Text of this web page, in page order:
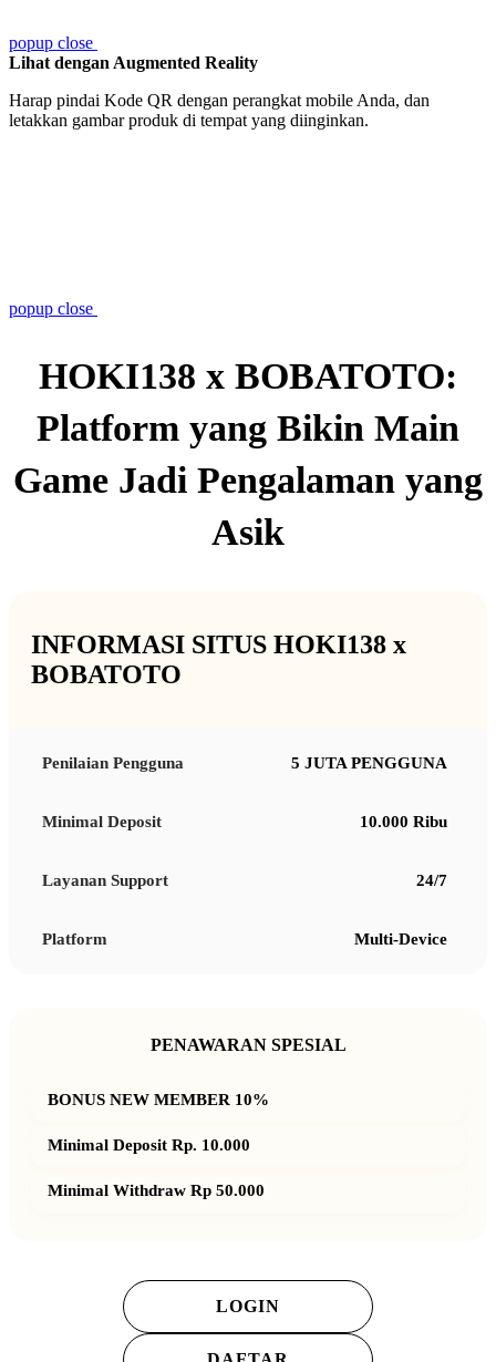
popup close
Lihat dengan Augmented Reality
Harap pindai Kode QR dengan perangkat mobile Anda, dan
letakkan gambar produk di tempat yang diinginkan.
popup close
HOKI138 x BOBATOTO:
Platform yang Bikin Main
Game Jadi Pengalaman yang
Asik
INFORMASI SITUS HOKI138 x
BOBATOTO
Penilaian Pengguna 5 JUTA PENGGUNA
Minimal Deposit 10.000 Ribu
Layanan Support 24/7
Platform Multi-Device
PENAWARAN SPESIAL
BONUS NEW MEMBER 10%
Minimal Deposit Rp. 10.000
Minimal Withdraw Rp 50.000
LOGIN